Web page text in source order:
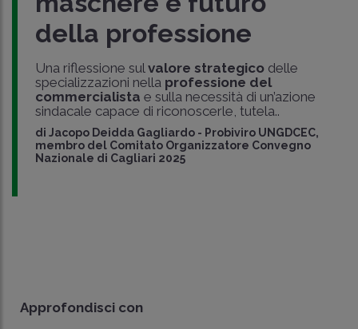
della professione
Una riflessione sul valore strategico delle
specializzazioni nella professione del
commercialista e sulla necessità di un’azione
sindacale capace di riconoscerle, tutela..
di Jacopo Deidda Gagliardo - Probiviro UNGDCEC,
membro del Comitato Organizzatore Convegno
Nazionale di Cagliari 2025
Approfondisci con